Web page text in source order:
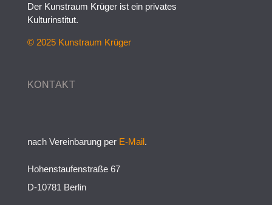
Der Kunstraum Krüger ist ein privates
Kulturinstitut.
© 2025 Kunstraum Krüger
KONTAKT
nach Vereinbarung per E-Mail.
Hohenstaufenstraße 67
D-10781 Berlin